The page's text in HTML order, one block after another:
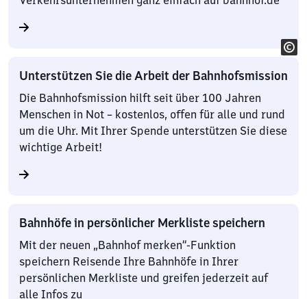
Unterstützen Sie die Arbeit der Bahnhofsmission
Die Bahnhofsmission hilft seit über 100 Jahren
Menschen in Not – kostenlos, offen für alle und rund
um die Uhr. Mit Ihrer Spende unterstützen Sie diese
wichtige Arbeit!
Bahnhöfe in persönlicher Merkliste speichern
Mit der neuen „Bahnhof merken“-Funktion
speichern Reisende Ihre Bahnhöfe in Ihrer
persönlichen Merkliste und greifen jederzeit auf
alle Infos zu